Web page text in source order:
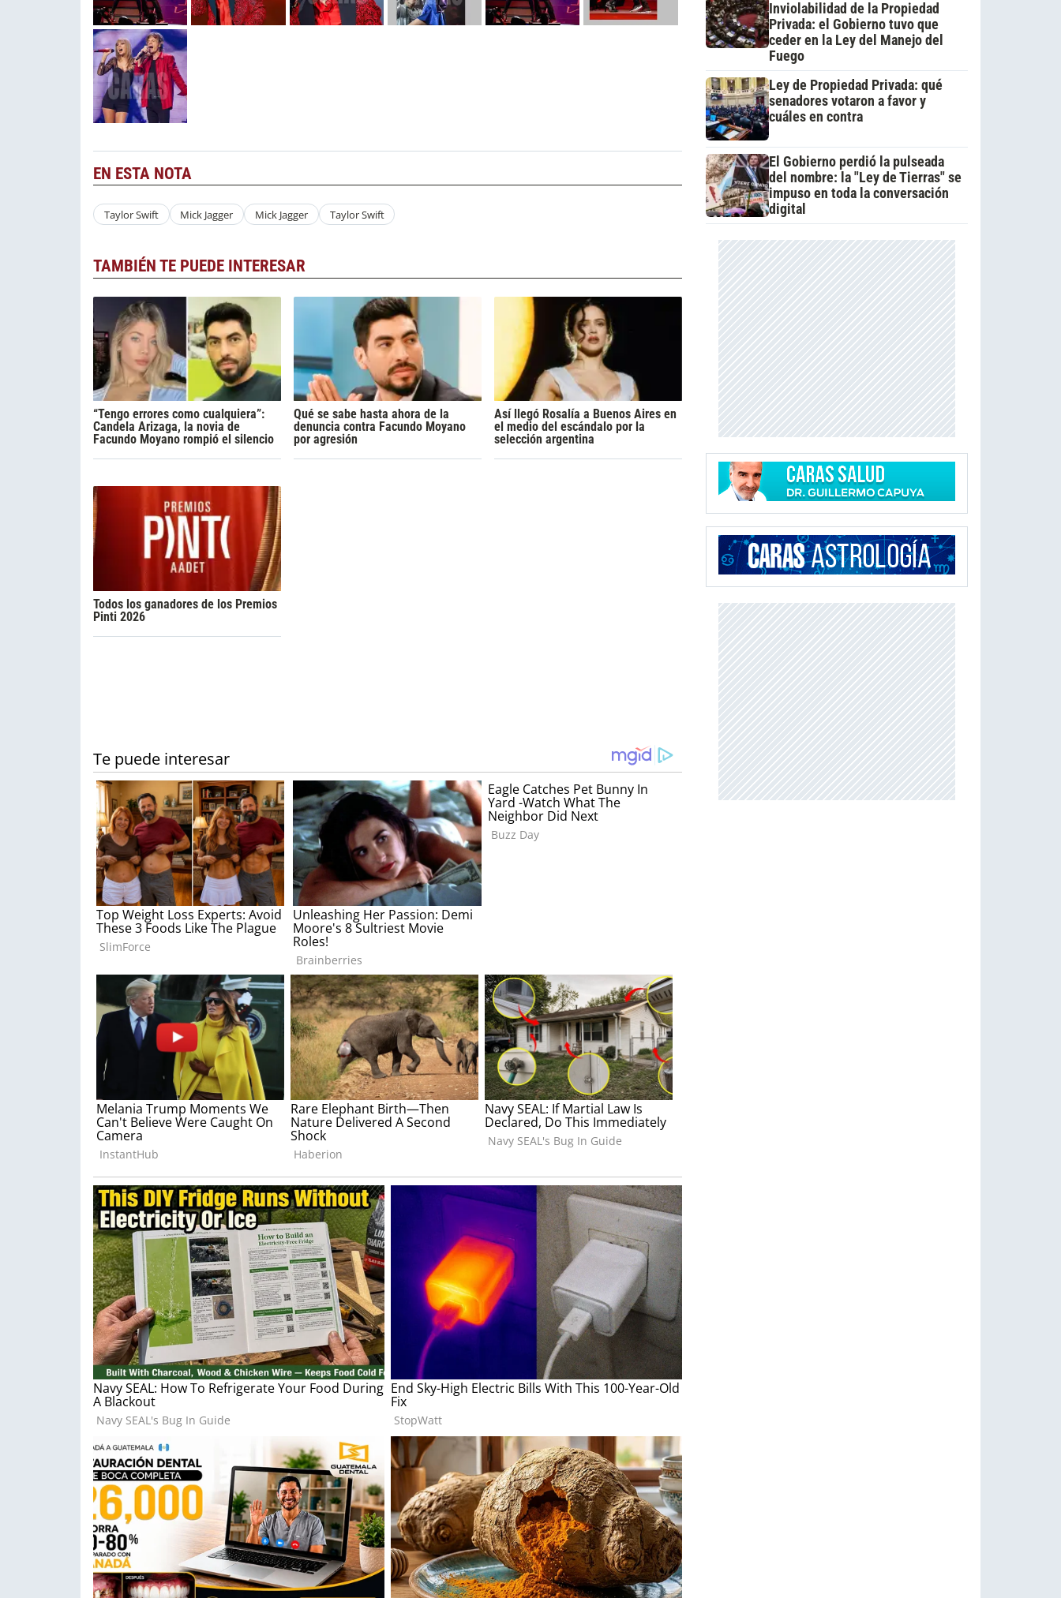
EN ESTA NOTA
Taylor Swift Mick Jagger Mick Jagger Taylor Swift
TAMBIÉN TE PUEDE INTERESAR
“Tengo errores como cualquiera”:
Candela Arizaga, la novia de
Facundo Moyano rompió el silencio
Qué se sabe hasta ahora de la
denuncia contra Facundo Moyano
por agresión
Así llegó Rosalía a Buenos Aires en
el medio del escándalo por la
selección argentina
Todos los ganadores de los Premios
Pinti 2026
Inviolabilidad de la Propiedad
Privada: el Gobierno tuvo que
ceder en la Ley del Manejo del
Fuego
Ley de Propiedad Privada: qué
senadores votaron a favor y
cuáles en contra
El Gobierno perdió la pulseada
del nombre: la "Ley de Tierras" se
impuso en toda la conversación
digital